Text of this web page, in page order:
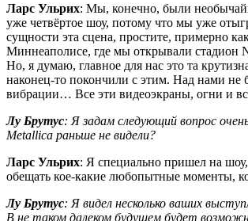
Ларс Ульрих: Мы, конечно, были
уже четвёртое шоу, потому что мы уже
сущности эта сцена, простите, примерно
Миннеаполисе, где мы открывали стадион
Но, я думаю, главное для нас это та
наконец-то покончили с этим. Над нами не
вибрации… Все эти видеоэкраны, огни и
Лу Брутус: Я задам следующий вопрос
Metallica раньше не видели?
Ларс Ульрих: Я специально пришел на
обещать кое-какие любопытные моменты,
Лу Брутус: Я видел несколько ваших
В не таком далеком будущем будет